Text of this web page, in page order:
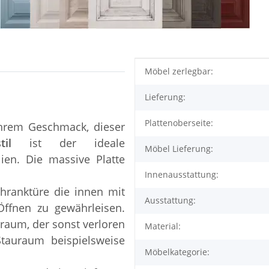
Geschmack, dieser
ist der ideale
Die massive Platte
die innen mit
zu gewährleisen.
der sonst verloren
beispielsweise
Produkteigenschaft
Wert
Möbel zerlegbar:
Lieferung:
Plattenoberseite:
Möbel Lieferung:
Innenausstattung:
Ausstattung:
Material:
Möbelkategorie: